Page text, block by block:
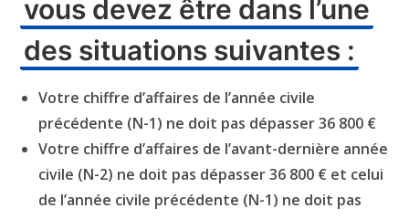
vous devez être dans l’une
des situations suivantes :
Votre chiffre d’affaires de l’année civile
précédente (N-1) ne doit pas dépasser 36 800 €
Votre chiffre d’affaires de l’avant-dernière année
civile (N-2) ne doit pas dépasser 36 800 € et celui
de l’année civile précédente (N-1) ne doit pas